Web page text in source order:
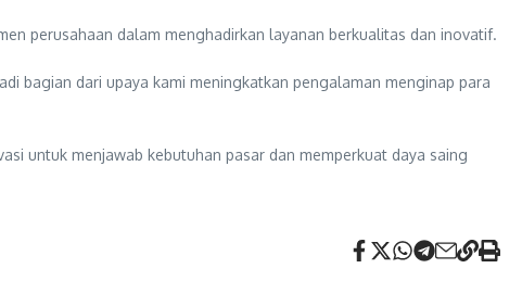
perusahaan dalam menghadirkan layanan berkualitas dan inovatif.
bagian dari upaya kami meningkatkan pengalaman menginap para
untuk menjawab kebutuhan pasar dan memperkuat daya saing